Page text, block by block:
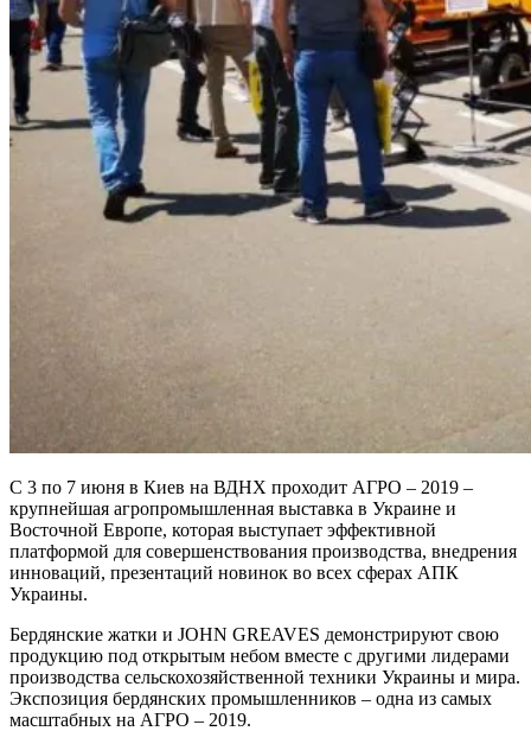
С 3 по 7 июня в Киев на ВДНХ проходит АГРО – 2019 –
крупнейшая агропромышленная выставка в Украине и
Восточной Европе, которая выступает эффективной
платформой для совершенствования производства, внедрения
инноваций, презентаций новинок во всех сферах АПК
Украины.
Бердянские жатки и JOHN GREAVES демонстрируют свою
продукцию под открытым небом вместе с другими лидерами
производства сельскохозяйственной техники Украины и мира.
Экспозиция бердянских промышленников – одна из самых
масштабных на АГРО – 2019.